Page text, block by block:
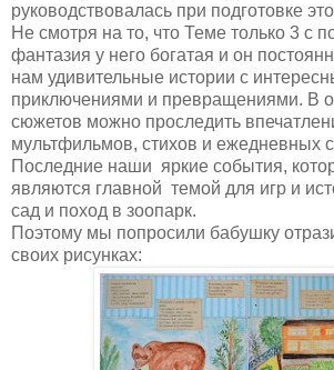
руководствовалась при подготовке
Не смотря на то, что Теме только 3 с
фантазия у него богатая и он
нам удивительные истории с
приключениями и превращениями. В
сюжетов можно проследить
мультфильмов, стихов и ежедневных
Последние наши яркие события,
являются главной темой для игр и
сад и поход в зоопарк.
Поэтому мы попросили бабушку
своих рисунках: